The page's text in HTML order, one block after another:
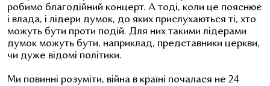
робимо благодійний концерт. А тоді, коли це пояснює
і влада, і лідери думок, до яких прислухаються ті, хто
можуть бути проти подій. Для них такими лідерами
думок можуть бути, наприклад, представники церкви,
чи дуже відомі політики.
Ми повинні розуміти, війна в країні почалася не 24